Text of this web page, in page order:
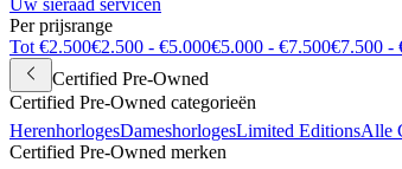
Uw sieraad servicen
Per prijsrange
Tot €2.500€2.500 - €5.000€5.000 - €7.500€7.500 -
Certified Pre-Owned
Certified Pre-Owned categorieën
HerenhorlogesDameshorlogesLimited EditionsAlle
Certified Pre-Owned merken